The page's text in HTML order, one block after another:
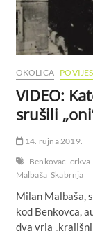
OKOLICA
VIDEO:
srušili
14. rujna 2019.
Benkovac crkva
Malbaša Škabrnja
Milan Malbaša,
kod Benkovca,
dva vrla